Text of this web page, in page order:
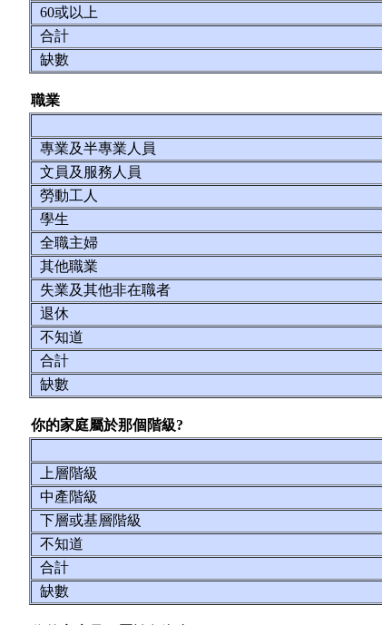
60或以上
合計
缺數
職業
專業及半專業人員
文員及服務人員
勞動工人
學生
全職主婦
其他職業
失業及其他非在職者
退休
不知道
合計
缺數
你的家庭屬於那個階級?
上層階級
中產階級
下層或基層階級
不知道
合計
缺數